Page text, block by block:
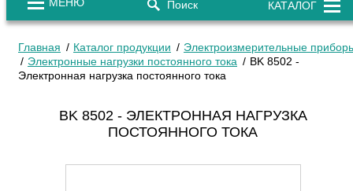
Поиск КАТАЛОГ
Главная Каталог продукции
Электроизмерительные
Электронные нагрузки постоянного тока
BK 8502 -
Электронная нагрузка постоянного тока
BK 8502 - ЭЛЕКТРОННАЯ НАГРУЗКА
ПОСТОЯННОГО ТОКА